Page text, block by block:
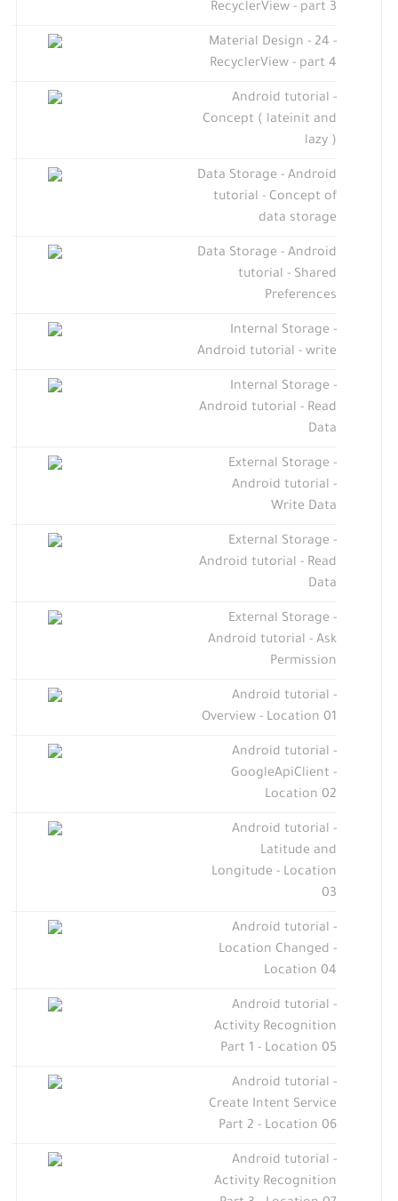
RecyclerView - part 3
Material Design - 24 -
RecyclerView - part 4
Android tutorial -
Concept ( lateinit and
lazy )
Data Storage - Android
tutorial - Concept of
data storage
Data Storage - Android
tutorial - Shared
Preferences
Internal Storage -
Android tutorial - write
Internal Storage -
Android tutorial - Read
Data
External Storage -
Android tutorial -
Write Data
External Storage -
Android tutorial - Read
Data
External Storage -
Android tutorial - Ask
Permission
Android tutorial -
Overview - Location 01
Android tutorial -
GoogleApiClient -
Location 02
Android tutorial -
Latitude and
Longitude - Location
03
Android tutorial -
Location Changed -
Location 04
Android tutorial -
Activity Recognition
Part 1 - Location 05
Android tutorial -
Create Intent Service
Part 2 - Location 06
Android tutorial -
Activity Recognition